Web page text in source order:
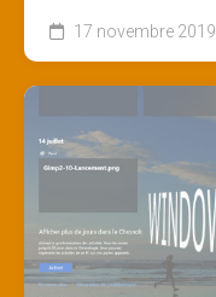
17 novembre 2019